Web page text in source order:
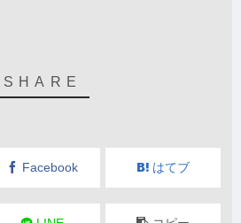
Facebook はてブ